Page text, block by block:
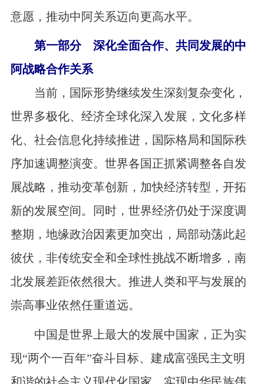
意愿，推动中阿关系迈向更高水平。
第一部分 深化全面合作、共同发展的中
阿战略合作关系
当前，国际形势继续发生深刻复杂变化，
世界多极化、经济全球化深入发展，文化多样
化、社会信息化持续推进，国际格局和国际秩
序加速调整演变。世界各国正抓紧调整各自发
展战略，推动变革创新，加快经济转型，开拓
新的发展空间。同时，世界经济仍处于深度调
整期，地缘政治因素更加突出，局部动荡此起
彼伏，非传统安全和全球性挑战不断增多，南
北发展差距依然很大。推进人类和平与发展的
崇高事业依然任重道远。
中国是世界上最大的发展中国家，正为实
现“两个一百年”奋斗目标、建成富强民主文明